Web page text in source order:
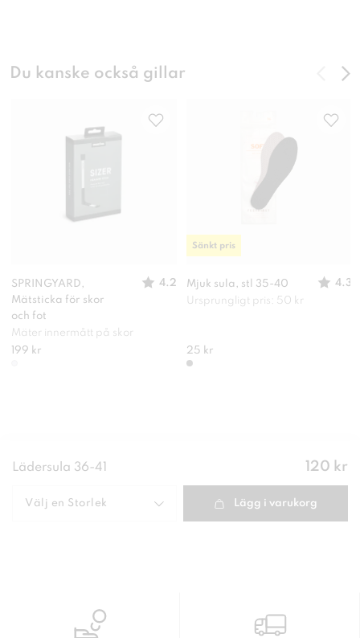
Du kanske också gillar
SPRINGYARD,
Mätsticka för skor
och fot
4.2
Mäter innermått på skor
199 kr
Mjuk sula, stl 35-40
4.3
Ursprungligt pris: 50 kr
25 kr
Sänkt pris
Lädersula 36-41 Pris:
120 kr
Välj en Storlek Lägg i varukorg